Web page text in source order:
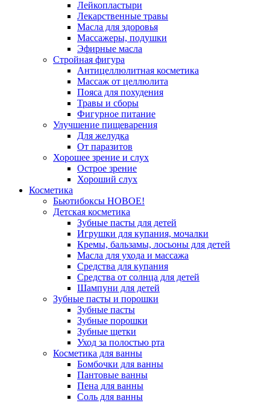
Лейкопластыри
Лекарственные травы
Масла для здоровья
Массажеры, подушки
Эфирные масла
Стройная фигура
Антицеллюлитная косметика
Массаж от целлюлита
Пояса для похудения
Травы и сборы
Фигурное питание
Улучшение пищеварения
Для желудка
От паразитов
Хорошее зрение и слух
Острое зрение
Хороший слух
Косметика
Бьютибоксы НОВОЕ!
Детская косметика
Зубные пасты для детей
Игрушки для купания, мочалки
Кремы, бальзамы, лосьоны для детей
Масла для ухода и массажа
Средства для купания
Средства от солнца для детей
Шампуни для детей
Зубные пасты и порошки
Зубные пасты
Зубные порошки
Зубные щетки
Уход за полостью рта
Косметика для ванны
Бомбочки для ванны
Пантовые ванны
Пена для ванны
Соль для ванны